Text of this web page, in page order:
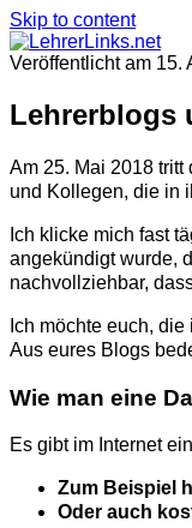
Skip to content
Veröffentlicht am 15.
Lehrerblogs
Am 25. Mai 2018 tritt
und Kollegen, die in
Ich klicke mich fast
angekündigt wurde,
nachvollziehbar,
Ich möchte euch,
Aus eures Blogs
Wie man eine
Es gibt im Internet
Zum Beispiel
Oder auch